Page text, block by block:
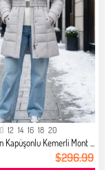
12 14 16 18 20
Kapüşonlu Kemerli Mont ...
$296.99